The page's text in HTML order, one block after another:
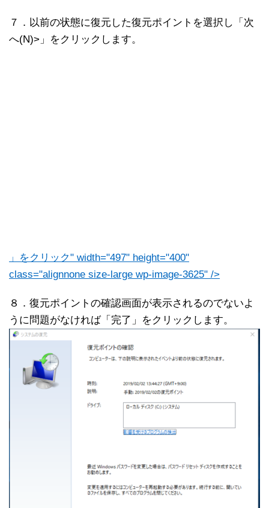
７．以前の状態に復元した復元ポイントを選択し「次
へ(N)>」をクリックします。
」をクリック" width="497" height="400"
class="alignnone size-large wp-image-3625" />
８．復元ポイントの確認画面が表示されるのでないよ
うに問題がなければ「完了」をクリックします。